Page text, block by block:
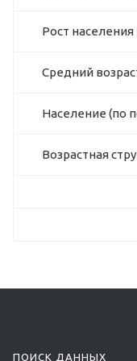
Рост
Средний
Население (по
Возрастная
ПОИСК ДАННЫХ